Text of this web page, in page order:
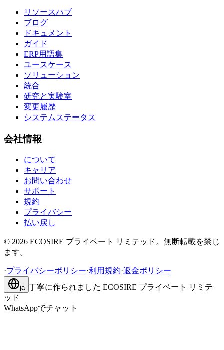
リソースハブ
ブログ
ドキュメント
ガイド
ERP用語集
ユースケース
ソリューション
統合
研究と実験室
変更履歴
システムステータス
会社情報
について
キャリア
お問い合わせ
サポート
規約
プライバシー
払い戻し
© 2026 ECOSIRE プライベート リミテッド。無断転載を禁じ
ます。
·プライバシーポリシー·利用規約·返金ポリシー
ja 丁寧に作られました ECOSIRE プライベート リミテ
ッド
WhatsAppでチャット